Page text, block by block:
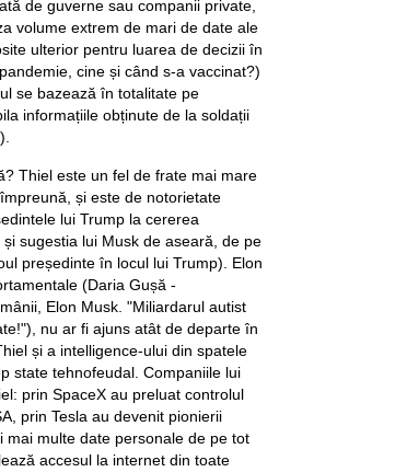
de guverne sau companii private,
volume extrem de mari de date ale
ulterior pentru luarea de decizii în
cine și când s-a vaccinat?)
se bazează în totalitate pe
informațiile obținute de la soldații
Thiel este un fel de frate mai mare
și este de notorietate
lui Trump la cererea
sugestia lui Musk de aseară, de pe
președinte în locul lui Trump). Elon
(Daria Gușă -
Elon Musk. "Miliardarul autist
nu ar fi ajuns atât de departe în
și a intelligence-ului din spatele
state tehnofeudal. Companiile lui
prin SpaceX au preluat controlul
prin Tesla au devenit pionierii
mai multe date personale de pe tot
accesul la internet din toate